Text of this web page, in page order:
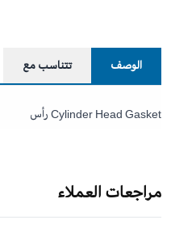
الوصف تتناسب مع
Cylinder Head Gasket رأس
مراجعات العملاء